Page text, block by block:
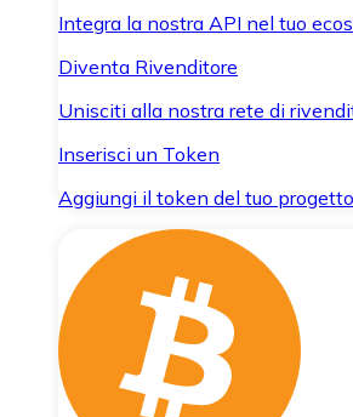
Integra la nostra API nel tuo
Diventa Rivenditore
Unisciti alla nostra rete di
Inserisci un Token
Aggiungi il token del tuo